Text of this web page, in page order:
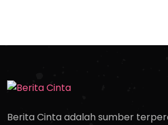
Berita Cinta adalah sumber